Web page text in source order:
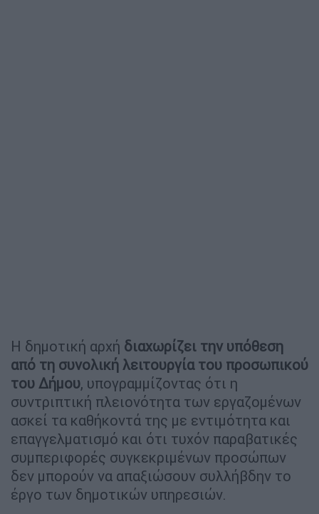
Η δημοτική αρχή διαχωρίζει την υπόθεση
από τη συνολική λειτουργία του προσωπικού
του Δήμου, υπογραμμίζοντας ότι η
συντριπτική πλειονότητα των εργαζομένων
ασκεί τα καθήκοντά της με εντιμότητα και
επαγγελματισμό και ότι τυχόν παραβατικές
συμπεριφορές συγκεκριμένων προσώπων
δεν μπορούν να απαξιώσουν συλλήβδην το
έργο των δημοτικών υπηρεσιών.